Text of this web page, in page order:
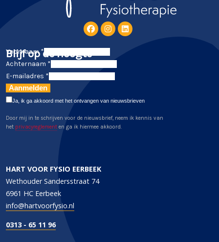
Blijf op de hoogte
Voornaam *
Achternaam *
E-mailadres *
Aanmelden
Ja, ik ga akkoord met het ontvangen van nieuwsbrieven
Door mij in te schrijven voor de nieuwsbrief, neem ik kennis van
het privacyreglement en ga ik hiermee akkoord.
HART VOOR FYSIO EERBEEK
Wethouder Sandersstraat 74
6961 HC Eerbeek
info@hartvoorfysio.nl
0313 - 65 11 96